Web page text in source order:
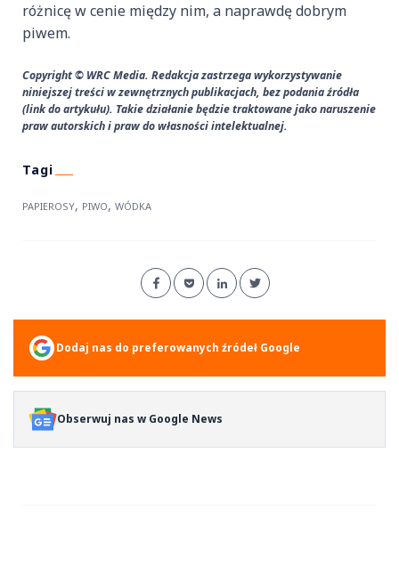
różnicę w cenie między nim, a naprawdę dobrym
piwem.
Copyright © WRC Media. Redakcja zastrzega wykorzystywanie
niniejszej treści w zewnętrznych publikacjach, bez podania źródła
(link do artykułu). Takie działanie będzie traktowane jako naruszenie
praw autorskich i praw do własności intelektualnej.
PAPIEROSY, PIWO, WÓDKA
Dodaj nas do preferowanych źródeł Google
Obserwuj nas w Google News